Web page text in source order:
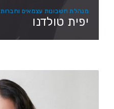
מנהלת חשבונות עצמאים וחברות
יפית טולדנו